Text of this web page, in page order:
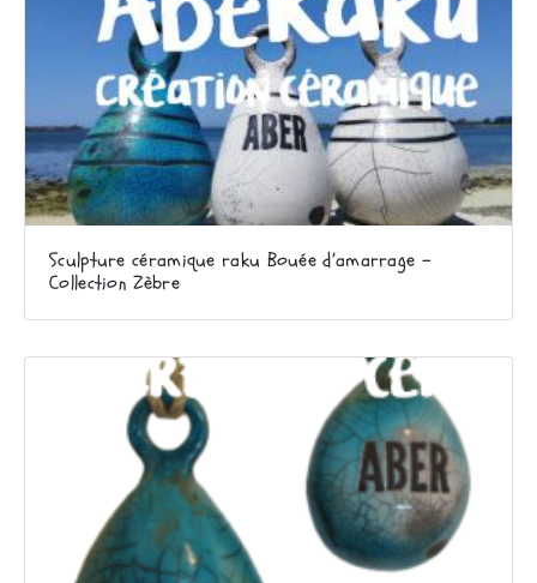
Sculpture céramique raku Bouée d’amarrage –
Collection Zèbre